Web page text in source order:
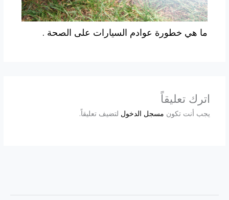
ما هي خطورة عوادم السيارات على الصحة .
اترك تعليقاً
يجب أنت تكون مسجل الدخول لتضيف تعليقاً.